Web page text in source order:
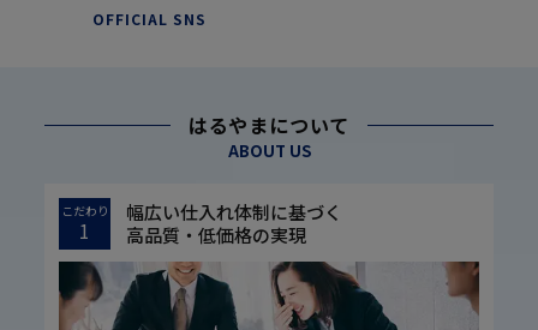
OFFICIAL SNS
はるやまについて
ABOUT US
こだわり
1
幅広い仕入れ体制に基づく
高品質・低価格の実現